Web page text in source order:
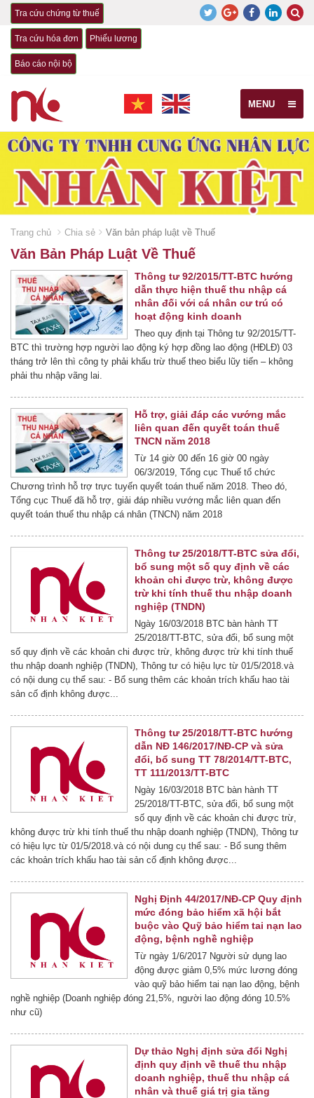
Tra cứu chứng từ thuế
Tra cứu hóa đơn Phiếu lương
Báo cáo nội bộ
MENU
Trang chủ Chia sẻ Văn bản pháp luật về Thuế
Văn Bản Pháp Luật Về Thuế
Thông tư 92/2015/TT-BTC hướng
dẫn thực hiện thuế thu nhập cá
nhân đối với cá nhân cư trú có
hoạt động kinh doanh
Theo quy định tại Thông tư 92/2015/TT-
BTC thì trường hợp người lao động ký hợp đồng lao động (HĐLĐ) 03
tháng trở lên thì công ty phải khấu trừ thuế theo biểu lũy tiến – không
phải thu nhập vãng lai.
Hỗ trợ, giải đáp các vướng mắc
liên quan đến quyết toán thuế
TNCN năm 2018
Từ 14 giờ 00 đến 16 giờ 00 ngày
06/3/2019, Tổng cục Thuế tổ chức
Chương trình hỗ trợ trực tuyến quyết toán thuế năm 2018. Theo đó,
Tổng cục Thuế đã hỗ trợ, giải đáp nhiều vướng mắc liên quan đến
quyết toán thuế thu nhập cá nhân (TNCN) năm 2018
Thông tư 25/2018/TT-BTC sửa đổi,
bổ sung một số quy định về các
khoản chi được trừ, không được
trừ khi tính thuế thu nhập doanh
nghiệp (TNDN)
Ngày 16/03/2018 BTC bàn hành TT
25/2018/TT-BTC, sửa đổi, bổ sung một
số quy định về các khoản chi được trừ, không được trừ khi tính thuế
thu nhập doanh nghiệp (TNDN), Thông tư có hiệu lực từ 01/5/2018.và
có nội dung cụ thể sau: - Bổ sung thêm các khoản trích khấu hao tài
sản cố định không được...
Thông tư 25/2018/TT-BTC hướng
dẫn NĐ 146/2017/NĐ-CP và sửa
đổi, bổ sung TT 78/2014/TT-BTC,
TT 111/2013/TT-BTC
Ngày 16/03/2018 BTC bàn hành TT
25/2018/TT-BTC, sửa đổi, bổ sung một
số quy định về các khoản chi được trừ,
không được trừ khi tính thuế thu nhập doanh nghiệp (TNDN), Thông tư
có hiệu lực từ 01/5/2018.và có nội dung cụ thể sau: - Bổ sung thêm
các khoản trích khấu hao tài sản cố định không được...
Nghị Định 44/2017/NĐ-CP Quy định
mức đóng bảo hiểm xã hội bắt
buộc vào Quỹ bảo hiểm tai nạn lao
động, bệnh nghề nghiệp
Từ ngày 1/6/2017 Người sử dụng lao
động được giảm 0,5% mức lương đóng
vào quỹ bảo hiểm tai nạn lao động, bệnh
nghề nghiệp (Doanh nghiệp đóng 21,5%, người lao động đóng 10.5%
như cũ)
Dự thảo Nghị định sửa đổi Nghị
định quy định về thuế thu nhập
doanh nghiệp, thuế thu nhập cá
nhân và thuế giá trị gia tăng